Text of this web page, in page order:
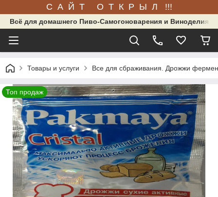
С А Й Т О Т К Р Ы Л !!!
Всё для домашнего Пиво-Самогоноварения и Виноделия.
Товары и услуги Все для сбраживания. Дрожжи
Топ продаж